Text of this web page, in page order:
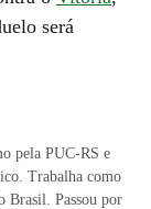
será
pela PUC-RS e
Trabalha como
Brasil. Passou por